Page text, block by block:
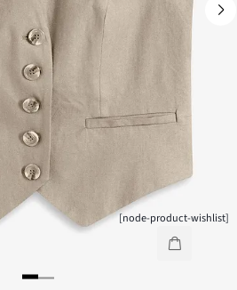
[node-product-wishlist]